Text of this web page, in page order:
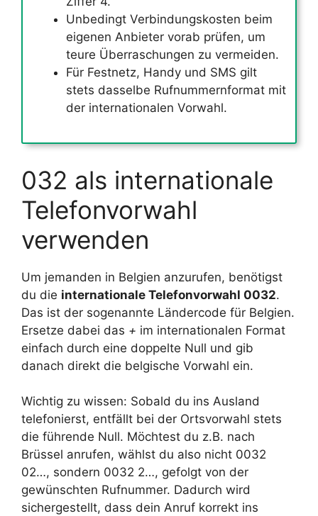
Unbedingt Verbindungskosten beim
eigenen Anbieter vorab prüfen, um
teure Überraschungen zu vermeiden.
Für Festnetz, Handy und SMS gilt
stets dasselbe Rufnummernformat mit
der internationalen Vorwahl.
032 als internationale
Telefonvorwahl
verwenden
Um jemanden in Belgien anzurufen, benötigst
du die internationale Telefonvorwahl 0032.
Das ist der sogenannte Ländercode für Belgien.
Ersetze dabei das + im internationalen Format
einfach durch eine doppelte Null und gib
danach direkt die belgische Vorwahl ein.
Wichtig zu wissen: Sobald du ins Ausland
telefonierst, entfällt bei der Ortsvorwahl stets
die führende Null. Möchtest du z.B. nach
Brüssel anrufen, wählst du also nicht 0032
02…, sondern 0032 2…, gefolgt von der
gewünschten Rufnummer. Dadurch wird
sichergestellt, dass dein Anruf korrekt ins